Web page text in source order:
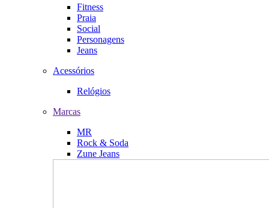
Fitness
Praia
Social
Personagens
Jeans
Acessórios
Relógios
Marcas
MR
Rock & Soda
Zune Jeans